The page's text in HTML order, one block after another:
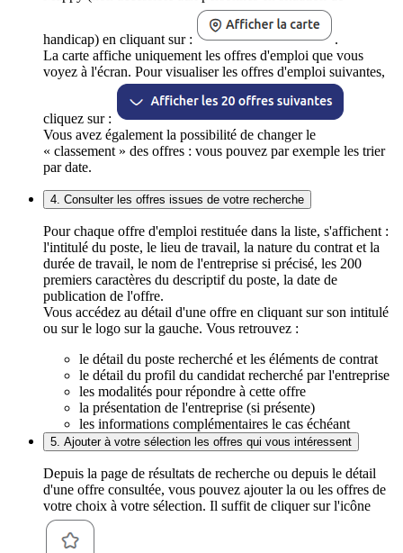
handicap) en cliquant sur :
.
La carte affiche uniquement les offres d'emploi que vous
voyez à l'écran. Pour visualiser les offres d'emploi suivantes,
cliquez sur :
Vous avez également la possibilité de changer le
« classement » des offres : vous pouvez par exemple les trier
par date.
4. Consulter les offres issues de votre recherche
Pour chaque offre d'emploi restituée dans la liste, s'affichent :
l'intitulé du poste, le lieu de travail, la nature du contrat et la
durée de travail, le nom de l'entreprise si précisé, les 200
premiers caractères du descriptif du poste, la date de
publication de l'offre.
Vous accédez au détail d'une offre en cliquant sur son intitulé
ou sur le logo sur la gauche. Vous retrouvez :
le détail du poste recherché et les éléments de contrat
le détail du profil du candidat recherché par l'entreprise
les modalités pour répondre à cette offre
la présentation de l'entreprise (si présente)
les informations complémentaires le cas échéant
5. Ajouter à votre sélection les offres qui vous intéressent
Depuis la page de résultats de recherche ou depuis le détail
d'une offre consultée, vous pouvez ajouter la ou les offres de
votre choix à votre sélection. Il suffit de cliquer sur l'icône